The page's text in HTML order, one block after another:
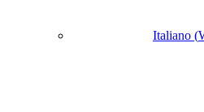
Italiano (